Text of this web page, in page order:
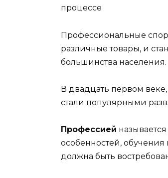
процессе
Профессиональные
различные товары, и
большинства населения.
В двадцать первом
стали популярными
Профессией
особенностей,
должна быть